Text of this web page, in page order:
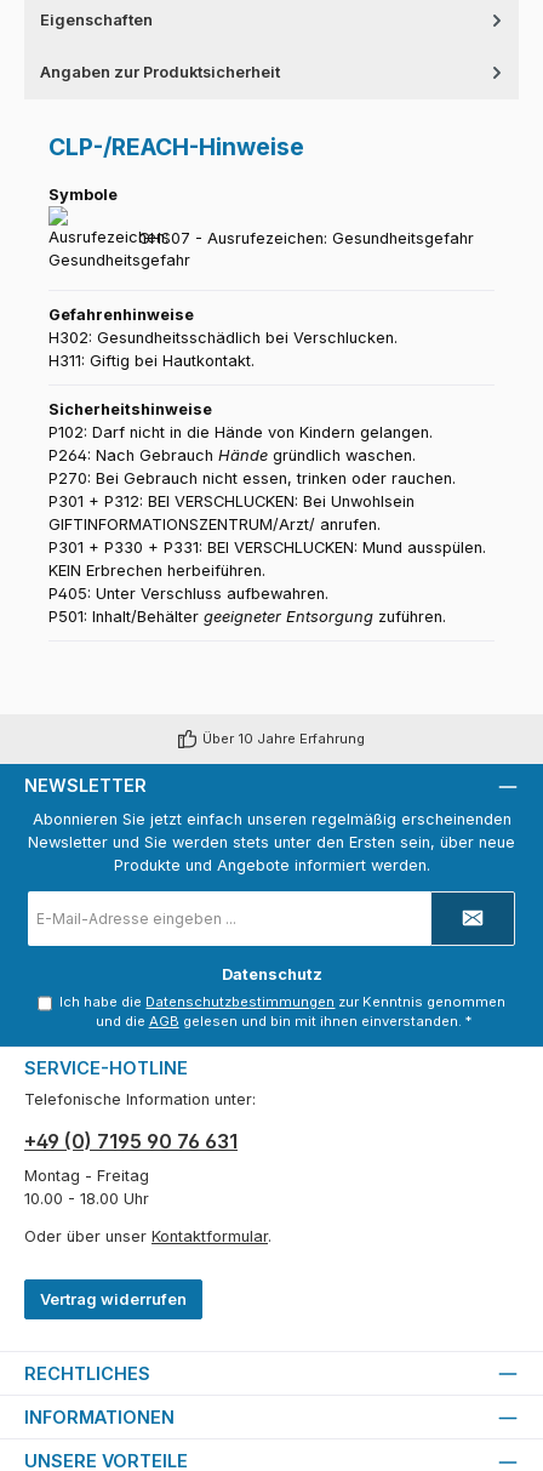
Eigenschaften
Angaben zur Produktsicherheit
CLP-/REACH-Hinweise
Symbole
GHS07 - Ausrufezeichen: Gesundheitsgefahr
Gefahrenhinweise
H302: Gesundheitsschädlich bei Verschlucken.
H311: Giftig bei Hautkontakt.
Sicherheitshinweise
P102: Darf nicht in die Hände von Kindern gelangen.
P264: Nach Gebrauch Hände gründlich waschen.
P270: Bei Gebrauch nicht essen, trinken oder rauchen.
P301 + P312: BEI VERSCHLUCKEN: Bei Unwohlsein
GIFTINFORMATIONSZENTRUM/Arzt/ anrufen.
P301 + P330 + P331: BEI VERSCHLUCKEN: Mund ausspülen.
KEIN Erbrechen herbeiführen.
P405: Unter Verschluss aufbewahren.
P501: Inhalt/Behälter geeigneter Entsorgung zuführen.
Über 10 Jahre Erfahrung
NEWSLETTER
Abonnieren Sie jetzt einfach unseren regelmäßig erscheinenden
Newsletter und Sie werden stets unter den Ersten sein, über neue
Produkte und Angebote informiert werden.
Mail-
Adresse
Datenschutz
Ich habe die Datenschutzbestimmungen zur Kenntnis genommen
und die AGB gelesen und bin mit ihnen einverstanden. *
SERVICE-HOTLINE
Telefonische Information unter:
+49 (0) 7195 90 76 631
Montag - Freitag
10.00 - 18.00 Uhr
Oder über unser Kontaktformular.
Vertrag widerrufen
RECHTLICHES
INFORMATIONEN
UNSERE VORTEILE